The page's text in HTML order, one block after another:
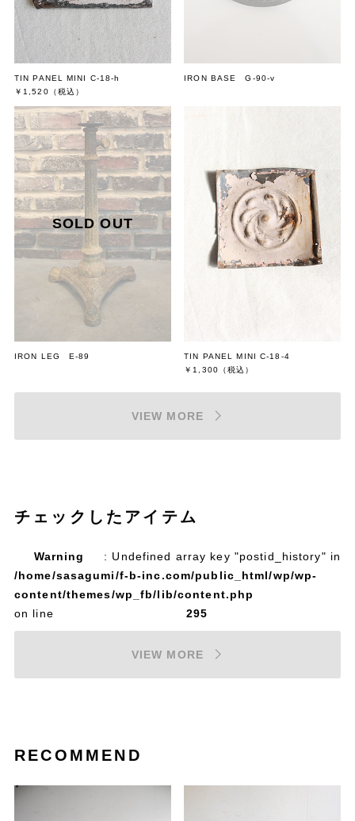
TIN PANEL MINI C-18-h
￥1,520 （税込）
IRON BASE G-90-v
IRON LEG E-89
TIN PANEL MINI C-18-4
￥1,300 （税込）
VIEW MORE
チェックしたアイテム
Warning
: Undefined array key "postid_history" in
/home/sasagumi/f-b-inc.com/public_html/wp/wp-
content/themes/wp_fb/lib/content.php
on line
295
VIEW MORE
RECOMMEND